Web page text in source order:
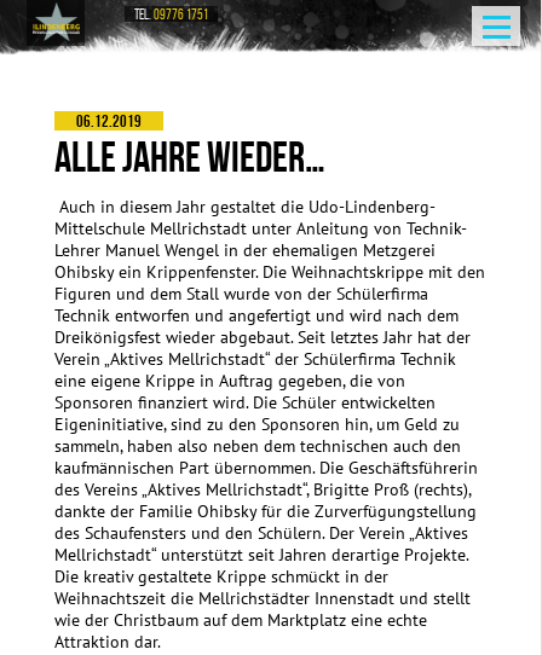
TEL.09776 1751
06.12.2019
ALLE JAHRE WIEDER…
Auch in diesem Jahr gestaltet die Udo-Lindenberg-
Mittelschule Mellrichstadt unter Anleitung von Technik-
Lehrer Manuel Wengel in der ehemaligen Metzgerei
Ohibsky ein Krippenfenster. Die Weihnachtskrippe mit den
Figuren und dem Stall wurde von der Schülerfirma
Technik entworfen und angefertigt und wird nach dem
Dreikönigsfest wieder abgebaut. Seit letztes Jahr hat der
Verein „Aktives Mellrichstadt“ der Schülerfirma Technik
eine eigene Krippe in Auftrag gegeben, die von
Sponsoren finanziert wird. Die Schüler entwickelten
Eigeninitiative, sind zu den Sponsoren hin, um Geld zu
sammeln, haben also neben dem technischen auch den
kaufmännischen Part übernommen. Die Geschäftsführerin
des Vereins „Aktives Mellrichstadt“, Brigitte Proß (rechts),
dankte der Familie Ohibsky für die Zurverfügungstellung
des Schaufensters und den Schülern. Der Verein „Aktives
Mellrichstadt“ unterstützt seit Jahren derartige Projekte.
Die kreativ gestaltete Krippe schmückt in der
Weihnachtszeit die Mellrichstädter Innenstadt und stellt
wie der Christbaum auf dem Marktplatz eine echte
Attraktion dar.